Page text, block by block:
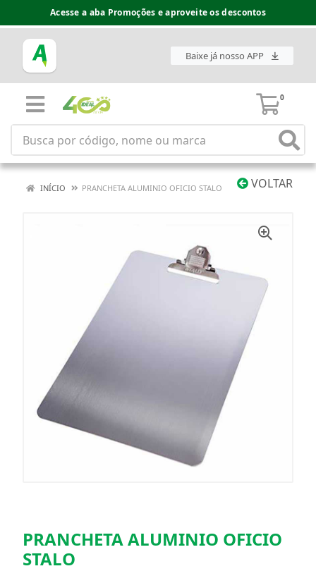
Acesse a aba Promoções e aproveite os descontos
Baixe já nosso APP
0
VOLTAR
INÍCIO PRANCHETA ALUMINIO OFICIO STALO
PRANCHETA ALUMINIO OFICIO
STALO